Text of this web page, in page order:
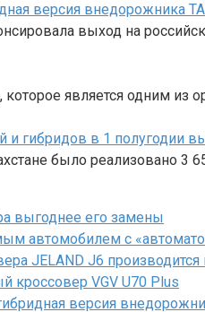
версия внедорожника
выход на
является одним из
и гибридов в 1 полугодии
было реализовано 3
выгоднее его замены
автомобилем с
JELAND J6
кроссовер VGV U70 Plus
версия